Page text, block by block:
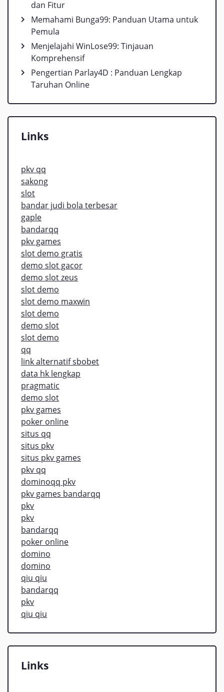
dan Fitur
Memahami Bunga99: Panduan Utama untuk
Pemula
Menjelajahi WinLose99: Tinjauan
Komprehensif
Pengertian Parlay4D : Panduan Lengkap
Taruhan Online
Links
pkv qq
sakong
slot
bandar judi bola terbesar
gaple
bandarqq
pkv games
slot demo gratis
demo slot gacor
demo slot zeus
slot demo
slot demo maxwin
slot demo
demo slot
slot demo
qq
link alternatif sbobet
data hk lengkap
pragmatic
demo slot
pkv games
poker online
situs qq
situs pkv
situs pkv games
pkv qq
dominoqq pkv
pkv games bandarqq
pkv
pkv
bandarqq
poker online
domino
domino
qiu qiu
bandarqq
pkv
qiu qiu
Links